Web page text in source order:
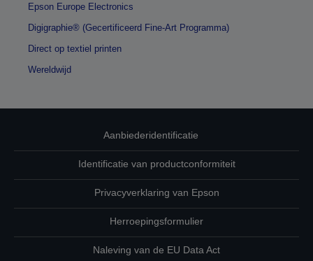
Epson Europe Electronics
Digigraphie® (Gecertificeerd Fine-Art Programma)
Direct op textiel printen
Wereldwijd
Aanbiederidentificatie
Identificatie van productconformiteit
Privacyverklaring van Epson
Herroepingsformulier
Naleving van de EU Data Act